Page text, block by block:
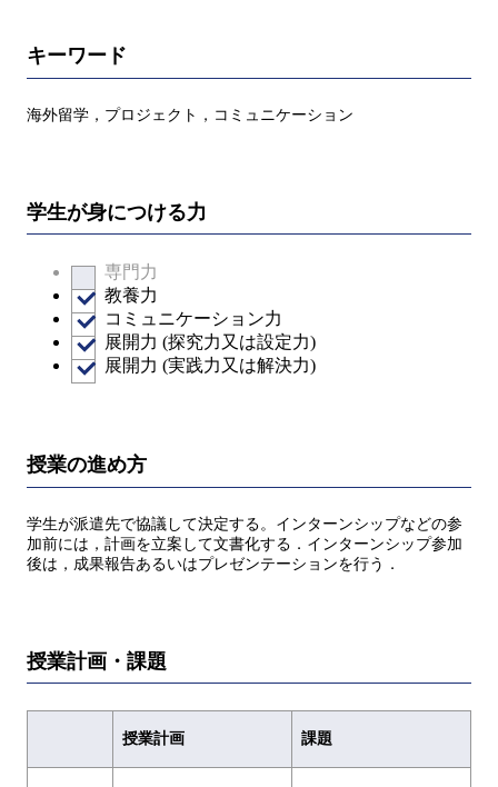
キーワード
海外留学，プロジェクト，コミュニケーション
学生が身につける力
専門力
教養力
コミュニケーション力
展開力 (探究力又は設定力)
展開力 (実践力又は解決力)
授業の進め方
学生が派遣先で協議して決定する。インターンシップなどの参
加前には，計画を立案して文書化する．インターンシップ参加
後は，成果報告あるいはプレゼンテーションを行う．
授業計画・課題
授業計画 課題